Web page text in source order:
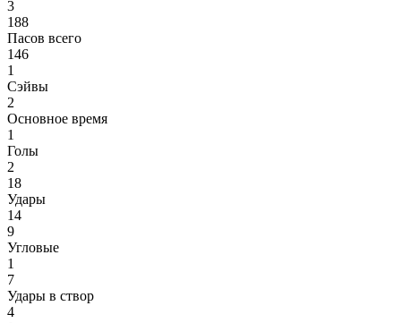
3
188
Пасов всего
146
1
Сэйвы
2
Основное время
1
Голы
2
18
Удары
14
9
Угловые
1
7
Удары в створ
4